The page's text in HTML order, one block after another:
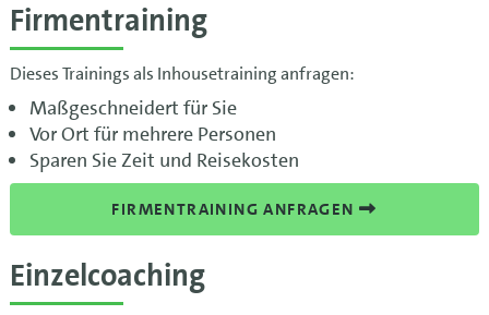
Firmentraining
Dieses Trainings als Inhousetraining anfragen:
Maßgeschneidert für Sie
Vor Ort für mehrere Personen
Sparen Sie Zeit und Reisekosten
FIRMENTRAINING ANFRAGEN
Einzelcoaching